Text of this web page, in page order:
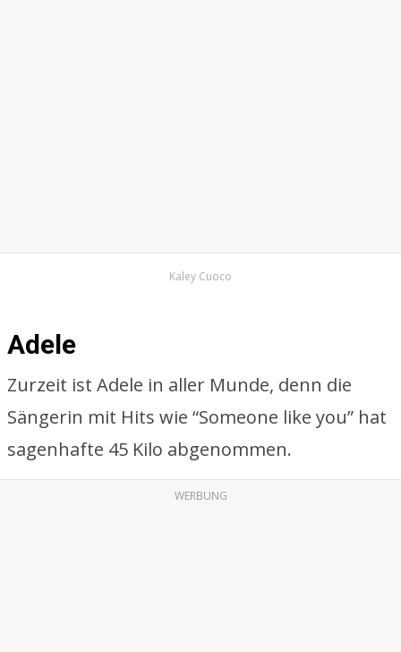
Kaley Cuoco
Adele
Zurzeit ist Adele in aller Munde, denn die
Sängerin mit Hits wie “Someone like you” hat
sagenhafte 45 Kilo abgenommen.
WERBUNG